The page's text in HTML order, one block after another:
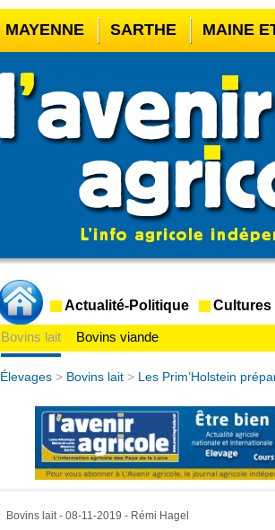
MAYENNE SARTHE MAINE
CASINO EN LIGNE MEILLEUR
CASINO EN LIGNE FRANCE LÉGAL
CRYPTO CASINO
Actualité-Politique Cultures
Bovins lait Bovins viande
Élevages > Bovins lait > Les Prim’Holstein
Bovins lait - 08-11-2019 - Rémi Hagel